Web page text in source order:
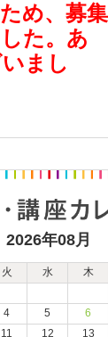
め、募集
た。あ
まし
2026年08月
火 水 木
4 5 6
11 12 13